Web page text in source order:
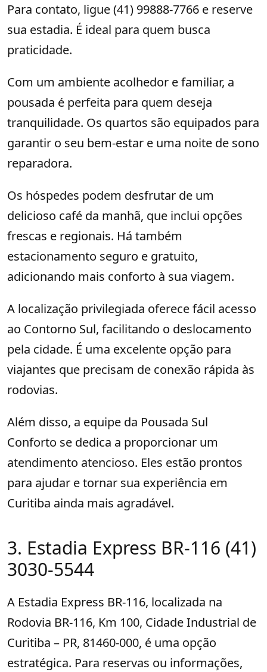
Para contato, ligue (41) 99888-7766 e reserve
sua estadia. É ideal para quem busca
praticidade.
Com um ambiente acolhedor e familiar, a
pousada é perfeita para quem deseja
tranquilidade. Os quartos são equipados para
garantir o seu bem-estar e uma noite de sono
reparadora.
Os hóspedes podem desfrutar de um
delicioso café da manhã, que inclui opções
frescas e regionais. Há também
estacionamento seguro e gratuito,
adicionando mais conforto à sua viagem.
A localização privilegiada oferece fácil acesso
ao Contorno Sul, facilitando o deslocamento
pela cidade. É uma excelente opção para
viajantes que precisam de conexão rápida às
rodovias.
Além disso, a equipe da Pousada Sul
Conforto se dedica a proporcionar um
atendimento atencioso. Eles estão prontos
para ajudar e tornar sua experiência em
Curitiba ainda mais agradável.
3. Estadia Express BR-116 (41)
3030-5544
A Estadia Express BR-116, localizada na
Rodovia BR-116, Km 100, Cidade Industrial de
Curitiba – PR, 81460-000, é uma opção
estratégica. Para reservas ou informações,